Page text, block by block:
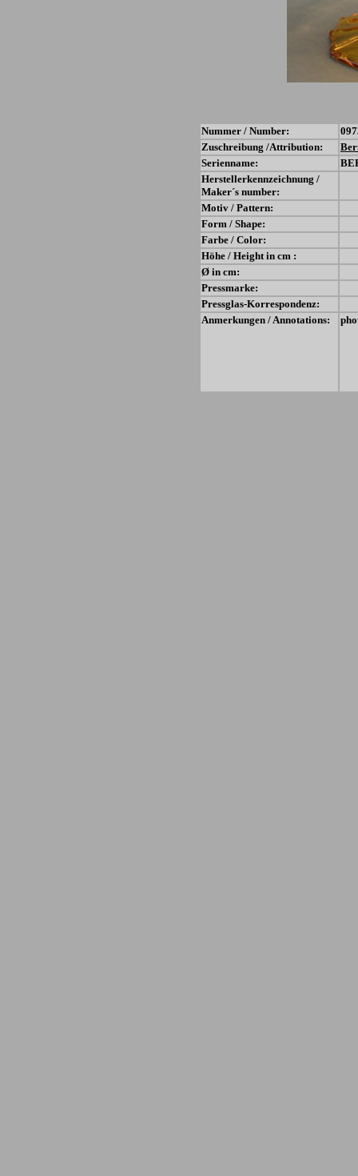
Nummer / Number:
Zuschreibung /Attribution:
Serienname:
Herstellerkennzeichnung /
Maker´s number:
Motiv / Pattern:
Form / Shape:
Farbe / Color:
Höhe / Height in cm :
Ø in cm:
Pressmarke:
Pressglas-Korrespondenz:
Anmerkungen / Annotations: